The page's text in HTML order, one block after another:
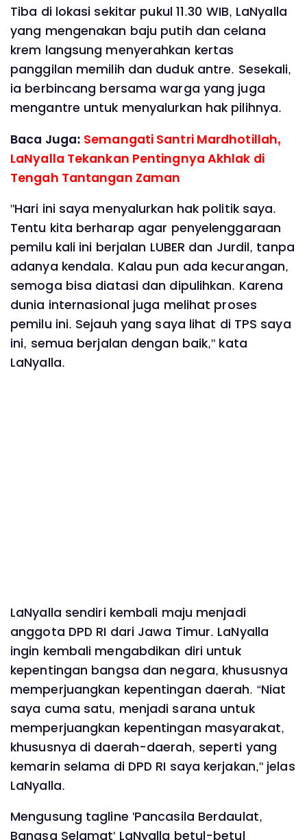
Tiba di lokasi sekitar pukul 11.30 WIB, LaNyalla
yang mengenakan baju putih dan celana
krem langsung menyerahkan kertas
panggilan memilih dan duduk antre. Sesekali,
ia berbincang bersama warga yang juga
mengantre untuk menyalurkan hak pilihnya.
Baca Juga: Semangati Santri Mardhotillah,
LaNyalla Tekankan Pentingnya Akhlak di
Tengah Tantangan Zaman
"Hari ini saya menyalurkan hak politik saya.
Tentu kita berharap agar penyelenggaraan
pemilu kali ini berjalan LUBER dan Jurdil, tanpa
adanya kendala. Kalau pun ada kecurangan,
semoga bisa diatasi dan dipulihkan. Karena
dunia internasional juga melihat proses
pemilu ini. Sejauh yang saya lihat di TPS saya
ini, semua berjalan dengan baik," kata
LaNyalla.
LaNyalla sendiri kembali maju menjadi
anggota DPD RI dari Jawa Timur. LaNyalla
ingin kembali mengabdikan diri untuk
kepentingan bangsa dan negara, khususnya
memperjuangkan kepentingan daerah. “Niat
saya cuma satu, menjadi sarana untuk
memperjuangkan kepentingan masyarakat,
khususnya di daerah-daerah, seperti yang
kemarin selama di DPD RI saya kerjakan," jelas
LaNyalla.
Mengusung tagline 'Pancasila Berdaulat,
Bangsa Selamat' LaNyalla betul-betul